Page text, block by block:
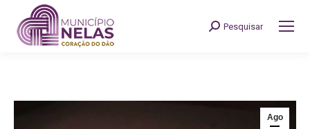
Search:
Pesquisar
Ago